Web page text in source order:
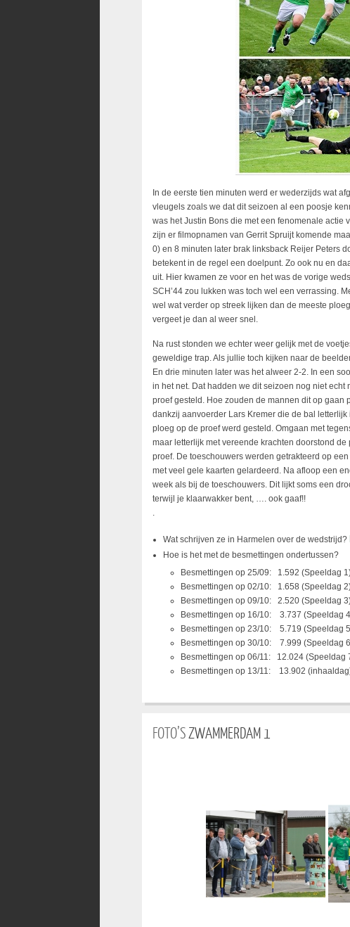
In de eerste tien minuten werd er wederzijds wat
vleugels zoals we dat dit seizoen al een poosje
was het Justin Bons die met een fenomenale actie
zijn er filmopnamen van Gerrit Spruijt komende
0) en 8 minuten later brak linksback Reijer Peters
betekent in de regel een doelpunt. Zo ook nu en
uit. Hier kwamen ze voor en het was de vorige
SCH’44 zou lukken was toch wel een verrassing.
wel wat verder op streek lijken dan de meeste
vergeet je dan al weer snel.
Na rust stonden we echter weer gelijk met de
geweldige trap. Als jullie toch kijken naar de
En drie minuten later was het alweer 2-2. In een
in het net. Dat hadden we dit seizoen nog niet
proef gesteld. Hoe zouden de mannen dit op gaan
dankzij aanvoerder Lars Kremer die de bal letterlijk
ploeg op de proef werd gesteld. Omgaan met
maar letterlijk met vereende krachten doorstond
proef. De toeschouwers werden getrakteerd op
met veel gele kaarten gelardeerd. Na afloop een
week als bij de toeschouwers. Dit lijkt soms een
terwijl je klaarwakker bent, …. ook gaaf!!
.
Wat schrijven ze in Harmelen over de wedstrijd?
Hoe is het met de besmettingen ondertussen?
Besmettingen op 25/09: 1.592 (Speeldag
Besmettingen op 02/10: 1.658 (Speeldag
Besmettingen op 09/10: 2.520 (Speeldag
Besmettingen op 16/10: 3.737 (Speeldag
Besmettingen op 23/10: 5.719 (Speeldag
Besmettingen op 30/10: 7.999 (Speeldag
Besmettingen op 06/11: 12.024 (Speeldag
Besmettingen op 13/11: 13.902
FOTO’SZWAMMERDAM 1